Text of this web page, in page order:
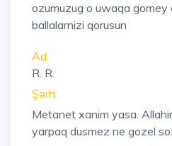
ozumuzug o uwaqa gomey
ballalarnizi qorusun
Ad:
R. R.
Şərh:
Metanet xanim yasa.
yarpaq dusmez ne gozel